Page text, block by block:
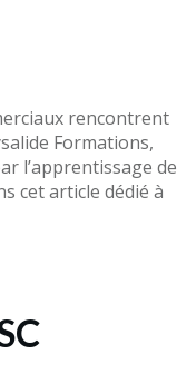
rencontrent
Formations,
l’apprentissage de
cet article dédié à